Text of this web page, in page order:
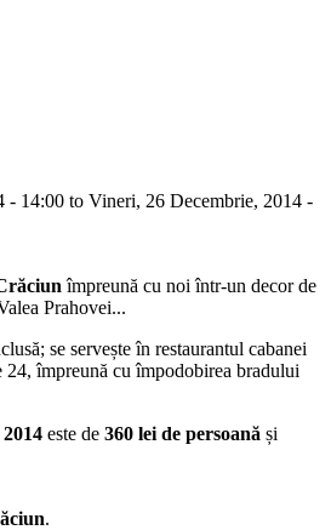
- 14:00 to Vineri, 26 Decembrie, 2014 -
împreună cu noi într-un decor de
Prahovei...
se servește în restaurantul cabanei
împreună cu împodobirea bradului
este de 360 lei de persoană și
.